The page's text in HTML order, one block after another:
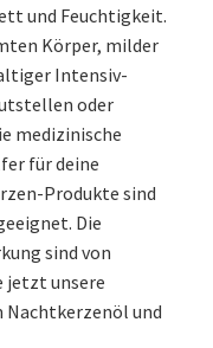
und Feuchtigkeit.
Körper, milder
Intensiv-
oder
medizinische
für deine
Produkte sind
Die
sind von
jetzt unsere
und